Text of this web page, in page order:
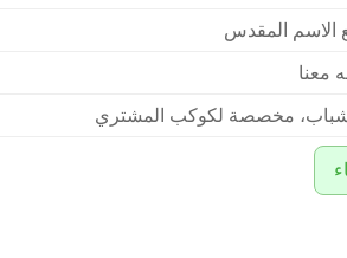
الاسم المقدس
معنا
مخصصة لكوكب المشتري